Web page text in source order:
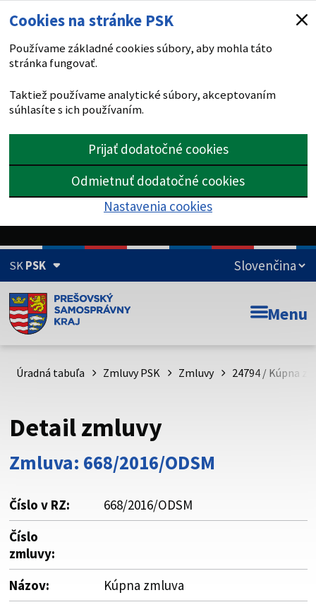
Cookies na stránke PSK
Používame základné cookies súbory, aby mohla táto
stránka fungovať.
Taktiež používame analytické súbory, akceptovaním
súhlasíte s ich používaním.
Prijať dodatočné cookies
Odmietnuť dodatočné cookies
Nastavenia cookies
SKPSK
Doména psk.sk je oficiálna
Toto je oficiálna webová stránka Prešovského
psk.sk.
Buďte pozorní a vždy sa uistite, že zdieľate informácie iba
cez zabezpečenú webovú stránku. Zabezpečená stránka
vždy začína https:// pred názvom domény webového sídla.
Menu
Úradná tabuľa Zmluvy PSK Zmluvy 24794 / Kúpna
Detail zmluvy
Zmluva: 668/2016/ODSM
Číslo v RZ:
668/2016/ODSM
Číslo
zmluvy:
Názov:
Kúpna zmluva